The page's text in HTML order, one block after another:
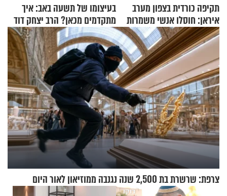
תקיפה כורדית בצפון מערב
איראן: חוסלו אנשי משמרות
המהפכה
בעיצומו של תשעה באב: איך
מתקדמים מכאן? הרב יצחק דוד
גרוסמן בשיחה מיוחדת
צרפת: שרשרת בת 2,500 שנה נגנבה ממוזיאון לאור היום